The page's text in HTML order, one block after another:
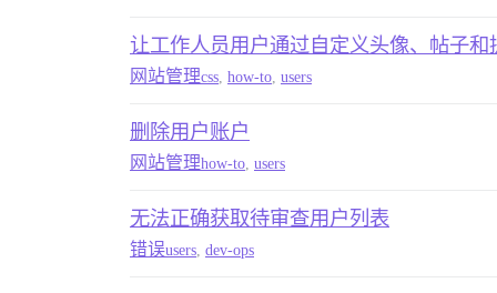
让工作人员用户通过自定义头像、帖子和
网站管理css how-to users
删除用户账户
网站管理how-to users
无法正确获取待审查用户列表
错误users dev-ops